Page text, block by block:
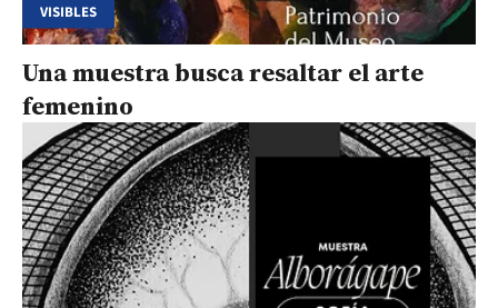
VISIBLES
Una muestra busca resaltar el arte
femenino